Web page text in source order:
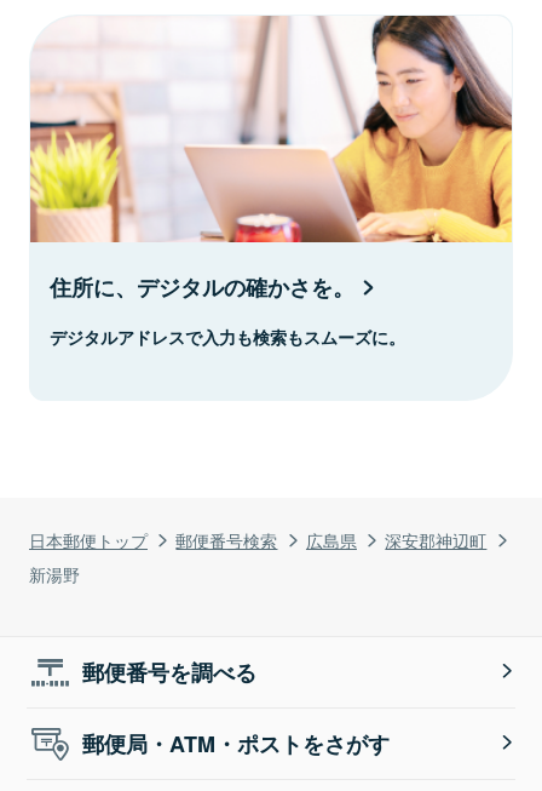
日本郵便トップ 郵便番号検索 広島県
深安郡神辺町
新湯野
住所に、デジタルの確かさを。
デジタルアドレスで入力も検索もスムーズに。
郵便番号を調べる
郵便局・ATM・ポストをさがす